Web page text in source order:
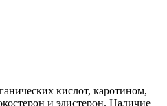
кислот, каротином,
и эдистерон. Наличие